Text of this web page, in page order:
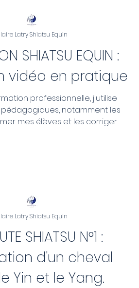
SHIATSU EQUIN :
vidéo en pratique
professionnelle, j'utilise
pédagogiques, notamment les
mes élèves et les corriger
Latry Shiatsu Equin
SHIATSU N°1 :
d'un cheval
Yin et le Yang.
Latry Shiatsu Equin